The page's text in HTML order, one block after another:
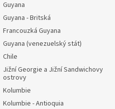
Guyana
Guyana - Britská
Francouzká Guyana
Guyana (venezuelský stát)
Chile
Jižní Georgie a Jižní Sandwichovy
ostrovy
Kolumbie
Kolumbie - Antioquia